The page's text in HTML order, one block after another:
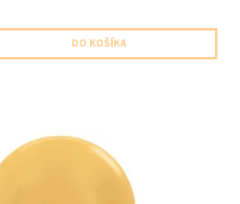
zlaty 1ks v baleni velkost cca do 91cm